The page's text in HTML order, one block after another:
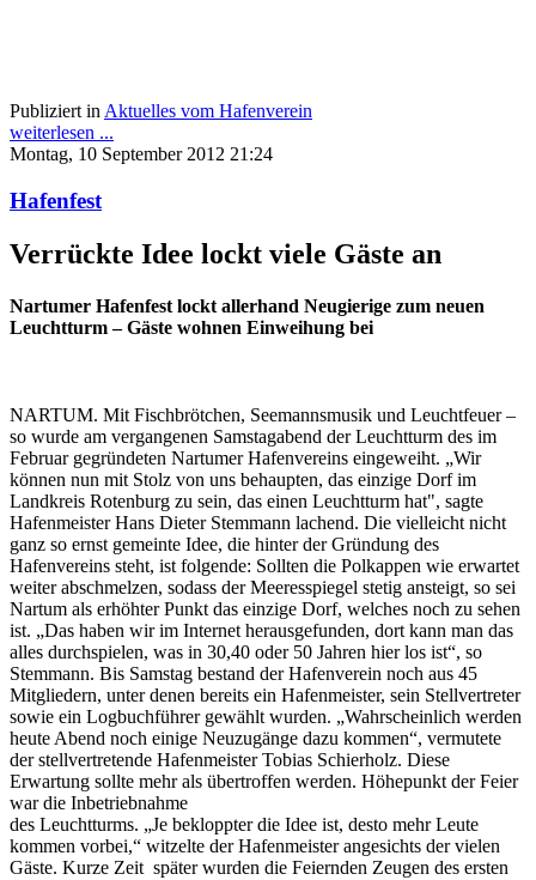
Publiziert in Aktuelles vom Hafenverein
weiterlesen ...
Montag, 10 September 2012 21:24
Hafenfest
Verrückte Idee lockt viele Gäste an
Nartumer Hafenfest lockt allerhand Neugierige zum neuen
Leuchtturm – Gäste wohnen Einweihung bei
NARTUM. Mit Fischbrötchen, Seemannsmusik und Leuchtfeuer –
so wurde am vergangenen Samstagabend der Leuchtturm des im
Februar gegründeten Nartumer Hafenvereins eingeweiht. „Wir
können nun mit Stolz von uns behaupten, das einzige Dorf im
Landkreis Rotenburg zu sein, das einen Leuchtturm hat", sagte
Hafenmeister Hans Dieter Stemmann lachend. Die vielleicht nicht
ganz so ernst gemeinte Idee, die hinter der Gründung des
Hafenvereins steht, ist folgende: Sollten die Polkappen wie erwartet
weiter abschmelzen, sodass der Meeresspiegel stetig ansteigt, so sei
Nartum als erhöhter Punkt das einzige Dorf, welches noch zu sehen
ist. „Das haben wir im Internet herausgefunden, dort kann man das
alles durchspielen, was in 30,40 oder 50 Jahren hier los ist“, so
Stemmann. Bis Samstag bestand der Hafenverein noch aus 45
Mitgliedern, unter denen bereits ein Hafenmeister, sein Stellvertreter
sowie ein Logbuchführer gewählt wurden. „Wahrscheinlich werden
heute Abend noch einige Neuzugänge dazu kommen“, vermutete
der stellvertretende Hafenmeister Tobias Schierholz. Diese
Erwartung sollte mehr als übertroffen werden. Höhepunkt der Feier
war die Inbetriebnahme
des Leuchtturms. „Je bekloppter die Idee ist, desto mehr Leute
kommen vorbei,“ witzelte der Hafenmeister angesichts der vielen
Gäste. Kurze Zeit später wurden die Feiernden Zeugen des ersten